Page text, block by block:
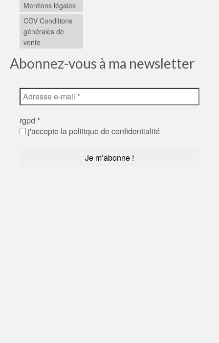
Mentions légales
CGV Conditions
générales de
vente
Abonnez-vous à ma newsletter
rgpd *
j'accepte la politique de confidentialité